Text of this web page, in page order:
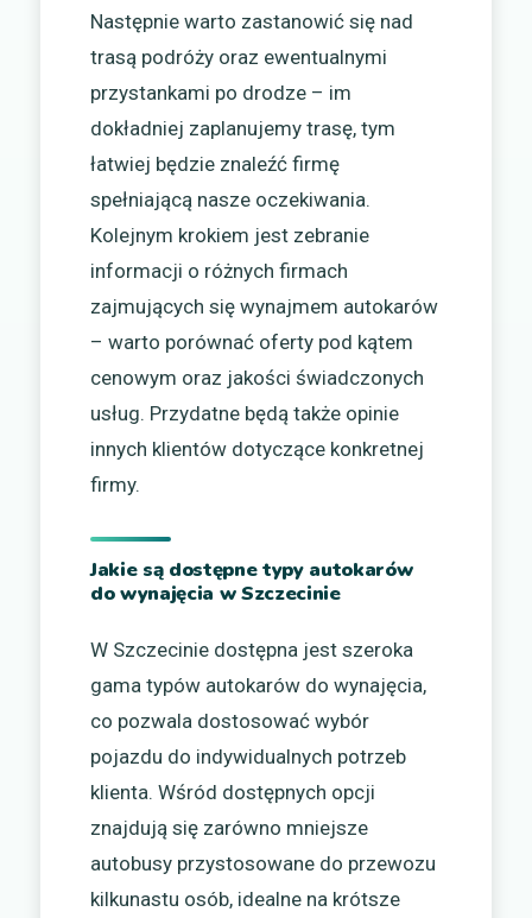
Następnie warto zastanowić się nad
trasą podróży oraz ewentualnymi
przystankami po drodze – im
dokładniej zaplanujemy trasę, tym
łatwiej będzie znaleźć firmę
spełniającą nasze oczekiwania.
Kolejnym krokiem jest zebranie
informacji o różnych firmach
zajmujących się wynajmem autokarów
– warto porównać oferty pod kątem
cenowym oraz jakości świadczonych
usług. Przydatne będą także opinie
innych klientów dotyczące konkretnej
firmy.
Jakie są dostępne typy autokarów
do wynajęcia w Szczecinie
W Szczecinie dostępna jest szeroka
gama typów autokarów do wynajęcia,
co pozwala dostosować wybór
pojazdu do indywidualnych potrzeb
klienta. Wśród dostępnych opcji
znajdują się zarówno mniejsze
autobusy przystosowane do przewozu
kilkunastu osób, idealne na krótsze